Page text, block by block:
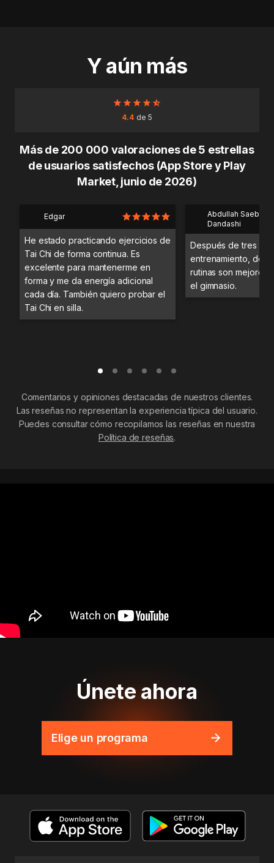
Y aún más
4.4 de 5
Más de 200 000 valoraciones de 5 estrellas
de usuarios satisfechos (App Store y Play
Market, junio de 2026)
Edgar
He estado practicando ejercicios de
Tai Chi de forma continua. Es
excelente para mantenerme en
forma y me da energía adicional
cada día. También quiero probar el
Tai Chi en silla.
Abdullah Saeb Al
Dandashi
Después de tres
entrenamiento,
rutinas son mejores
el gimnasio.
Comentarios y opiniones destacadas de nuestros clientes.
Las reseñas no representan la experiencia típica del usuario.
Puedes consultar cómo recopilamos las reseñas en nuestra
Política de reseñas.
Únete ahora
Elige un programa